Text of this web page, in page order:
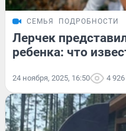
СЕМЬЯ ПОДРОБНОСТИ
Лерчек
ребенка: что
24 ноября, 2025, 16:50 4 926